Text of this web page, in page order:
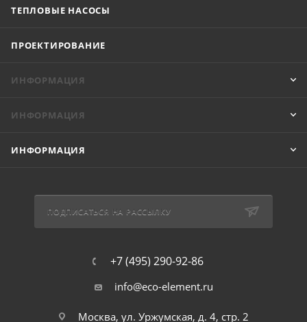
ТЕПЛОВЫЕ НАСОСЫ
ПРОЕКТИРОВАНИЕ
ИНФОРМАЦИЯ
ИНФОРМАЦИЯ
ИНФОРМАЦИЯ
ПОДПИСАТЬСЯ НА РАССЫЛКУ
+7 (495) 290-92-86
info@eco-element.ru
Москва, ул. Уржумская, д. 4, стр. 2